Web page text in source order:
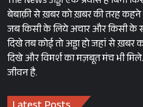
महाराज के विभाग से फर्जी हस्ताक्षर
हो मुख्यमंत्री तक भी तो पहुंची!
वैसे भी पीडब्ल्यूडी विभाग की स्थिति
कहां तो महाराज राज्य को चमचमाती
रहे थे और कहां ठेकेदारों की खुली
जनता हल्ला मचाने लगी और मुद्दा
बेबाक़ी से ख़बर को ख़बर की तरह
जब किसी के लिये अचार और किसी के
दिखे तब कोई तो अड्डा हो जहां से ख़बर
दिखे और विमर्श का मज़बूत मंच भी
जीवन है.